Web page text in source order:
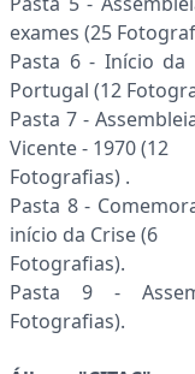
exames (25
Pasta 6 - Início da
Portugal (12
Pasta 7 -
Vicente - 1970 (12
Fotografias) .
Pasta 8 -
início da Crise (6
Fotografias).
Pasta 9 -
Fotografias).